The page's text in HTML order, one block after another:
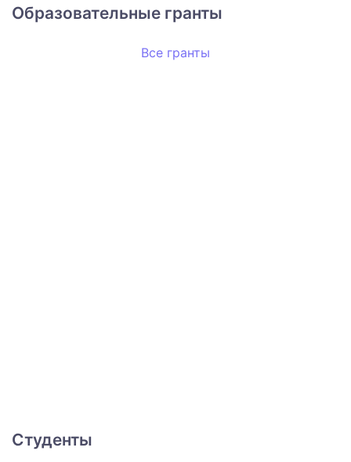
Образовательные гранты
Все гранты
Студенты